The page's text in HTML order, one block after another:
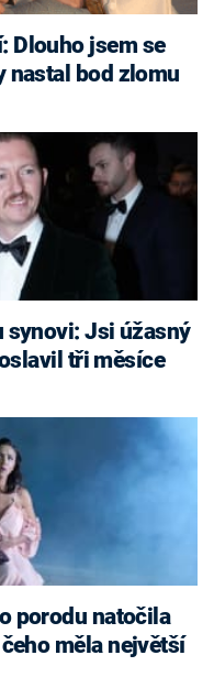
Dlouho jsem se
nastal bod zlomu
tři měsíce
měla největší